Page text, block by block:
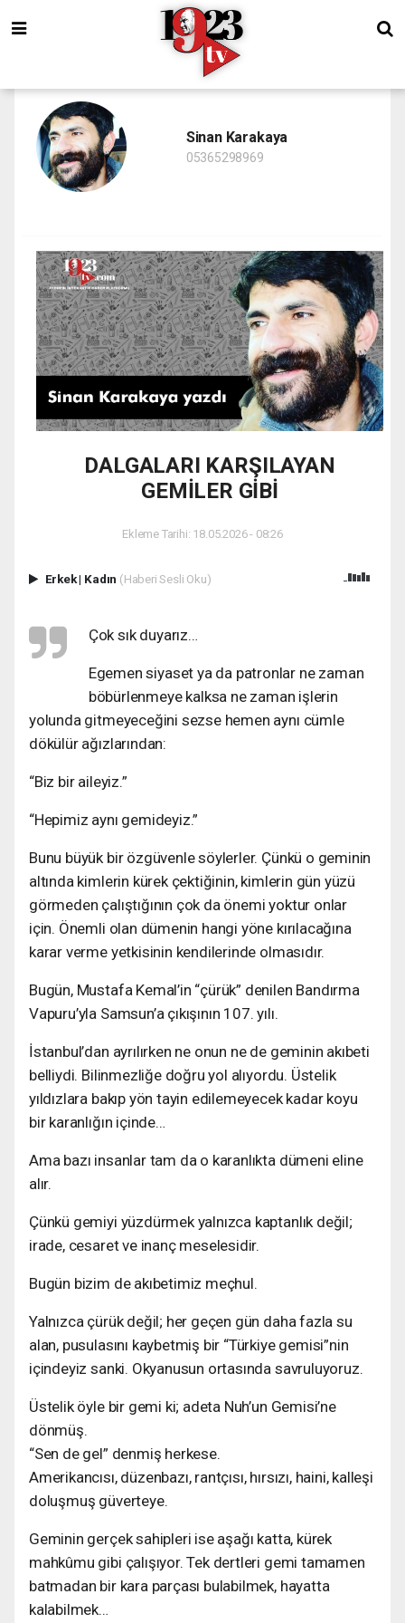
Sinan Karakaya
05365298969
DALGALARI KARŞILAYAN
GEMİLER GİBİ
Ekleme Tarihi: 18.05.2026 - 08:26
Erkek| Kadın (Haberi Sesli Oku)
Çok sık duyarız…
Egemen siyaset ya da patronlar ne zaman
böbürlenmeye kalksa ne zaman işlerin
yolunda gitmeyeceğini sezse hemen aynı cümle
dökülür ağızlarından:
“Biz bir aileyiz.”
“Hepimiz aynı gemideyiz.”
Bunu büyük bir özgüvenle söylerler. Çünkü o geminin
altında kimlerin kürek çektiğinin, kimlerin gün yüzü
görmeden çalıştığının çok da önemi yoktur onlar
için. Önemli olan dümenin hangi yöne kırılacağına
karar verme yetkisinin kendilerinde olmasıdır.
Bugün, Mustafa Kemal’in “çürük” denilen Bandırma
Vapuru’yla Samsun’a çıkışının 107. yılı.
İstanbul’dan ayrılırken ne onun ne de geminin akıbeti
belliydi. Bilinmezliğe doğru yol alıyordu. Üstelik
yıldızlara bakıp yön tayin edilemeyecek kadar koyu
bir karanlığın içinde…
Ama bazı insanlar tam da o karanlıkta dümeni eline
alır.
Çünkü gemiyi yüzdürmek yalnızca kaptanlık değil;
irade, cesaret ve inanç meselesidir.
Bugün bizim de akıbetimiz meçhul.
Yalnızca çürük değil; her geçen gün daha fazla su
alan, pusulasını kaybetmiş bir “Türkiye gemisi”nin
içindeyiz sanki. Okyanusun ortasında savruluyoruz.
Üstelik öyle bir gemi ki; adeta Nuh’un Gemisi’ne
dönmüş.
“Sen de gel” denmiş herkese.
Amerikancısı, düzenbazı, rantçısı, hırsızı, haini, kalleşi
doluşmuş güverteye.
Geminin gerçek sahipleri ise aşağı katta, kürek
mahkûmu gibi çalışıyor. Tek dertleri gemi tamamen
batmadan bir kara parçası bulabilmek, hayatta
kalabilmek…